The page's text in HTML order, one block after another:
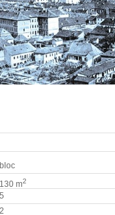
bloc
130 m2
5
2